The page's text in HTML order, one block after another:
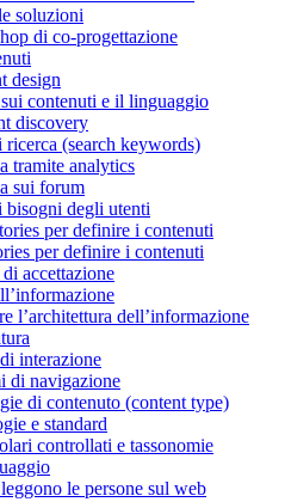
soluzioni
di co-progettazione
design
contenuti e il linguaggio
discovery
(search keywords)
tramite analytics
sui forum
bisogni degli utenti
per definire i contenuti
per definire i contenuti
accettazione
l’architettura dell’informazione
interazione
di navigazione
di contenuto (content type)
e standard
controllati e tassonomie
le persone sul web